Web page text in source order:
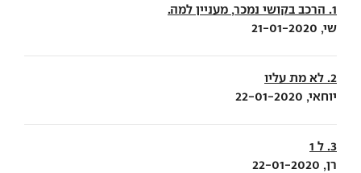
1. הרכב בקושי נמכר, מעניין למה.
שי, 21-01-2020
2. לא מת עליו
יוחאי, 22-01-2020
3. ל 1
רן, 22-01-2020